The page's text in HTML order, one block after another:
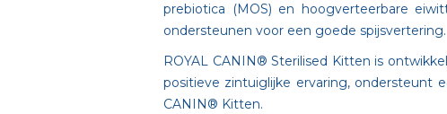
prebiotica (MOS) en hoogverteerbare
ondersteunen voor een goede spijsvertering.
ROYAL CANIN® Sterilised Kitten is
positieve zintuiglijke ervaring, ondersteunt
CANIN® Kitten.